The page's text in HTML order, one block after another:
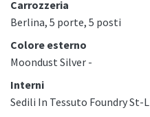
Carrozzeria
Berlina, 5 porte, 5 posti
Colore esterno
Moondust Silver -
Interni
Sedili In Tessuto Foundry St-L